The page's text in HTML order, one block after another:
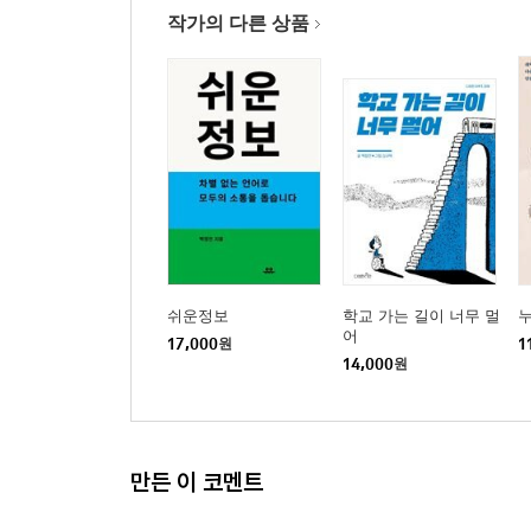
16 우리는 얼마나 멀리 왔을까
17 쉬운정보가 아직 닿지 못한 곳
18 소소한소통이 꿈꾸는 다음 10년
19 사회적기업으로 살아남기
나오는 말-우리가 쪼아 낸 절벽 사이로 빛이 들 때
작가의 다른 상품
쉬운정보
17,000원
학교 가는 길이 너무 멀
어
14,000원
만든 이 코멘트